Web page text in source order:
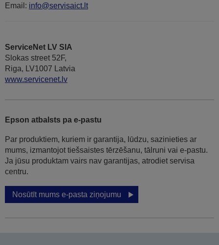
Email: info@servisaict.lt
ServiceNet LV SIA
Slokas street 52F,
Riga, LV1007 Latvia
www.servicenet.lv
Epson atbalsts pa e-pastu
Par produktiem, kuriem ir garantija, lūdzu, sazinieties ar
mums, izmantojot tiešsaistes tērzēšanu, tālruni vai e-pastu.
Ja jūsu produktam vairs nav garantijas, atrodiet servisa
centru.
Nosūtīt mums e-pasta ziņojumu